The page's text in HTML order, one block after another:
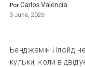
PorCarlos Valencia
3 June, 2026
Бенджамін Ллойд не
кульки, коли